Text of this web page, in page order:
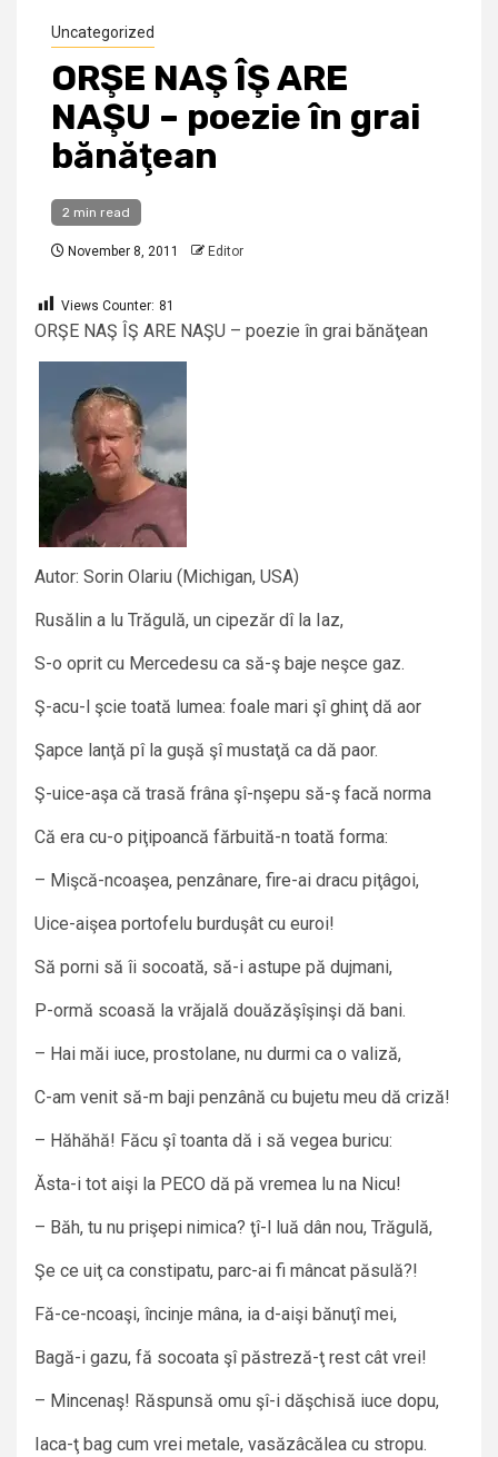
Uncategorized
ORŞE NAŞ ÎŞ ARE
NAŞU – poezie în grai
bănăţean
2 min read
November 8, 2011 Editor
Views Counter: 81
ORŞE NAŞ ÎŞ ARE NAŞU – poezie în grai bănăţean
Autor: Sorin Olariu (Michigan, USA)
Rusălin a lu Trăgulă, un cipezăr dî la Iaz,
S-o oprit cu Mercedesu ca să-ş baje neşce gaz.
Ş-acu-l şcie toată lumea: foale mari şî ghinţ dă aor
Şapce lanţă pî la guşă şî mustaţă ca dă paor.
Ş-uice-aşa că trasă frâna şî-nşepu să-ş facă norma
Că era cu-o piţipoancă fărbuită-n toată forma:
– Mişcă-ncoaşea, penzânare, fire-ai dracu piţâgoi,
Uice-aişea portofelu burduşât cu euroi!
Să porni să îi socoată, să-i astupe pă dujmani,
P-ormă scoasă la vrăjală douăzăşîşinşi dă bani.
– Hai măi iuce, prostolane, nu durmi ca o valiză,
C-am venit să-m baji penzână cu bujetu meu dă criză!
– Hăhăhă! Făcu şî toanta dă i să vegea buricu:
Ăsta-i tot aişi la PECO dă pă vremea lu na Nicu!
– Băh, tu nu prişepi nimica? ţî-l luă dân nou, Trăgulă,
Şe ce uiţ ca constipatu, parc-ai fi mâncat păsulă?!
Fă-ce-ncoaşi, încinje mâna, ia d-aişi bănuţî mei,
Bagă-i gazu, fă socoata şî păstreză-ţ rest cât vrei!
– Mincenaş! Răspunsă omu şî-i dăşchisă iuce dopu,
Iaca-ţ bag cum vrei metale, vasăzâcălea cu stropu.